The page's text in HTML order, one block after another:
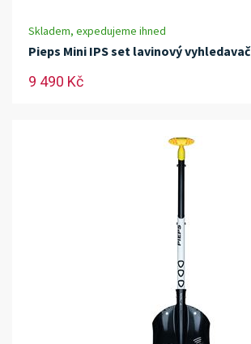
Skladem, expedujeme ihned
Pieps Mini IPS set lavinový vyhledavač
9 490 Kč